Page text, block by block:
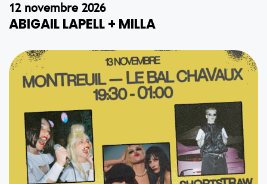
12 novembre 2026
ABIGAIL LAPELL + MILLA